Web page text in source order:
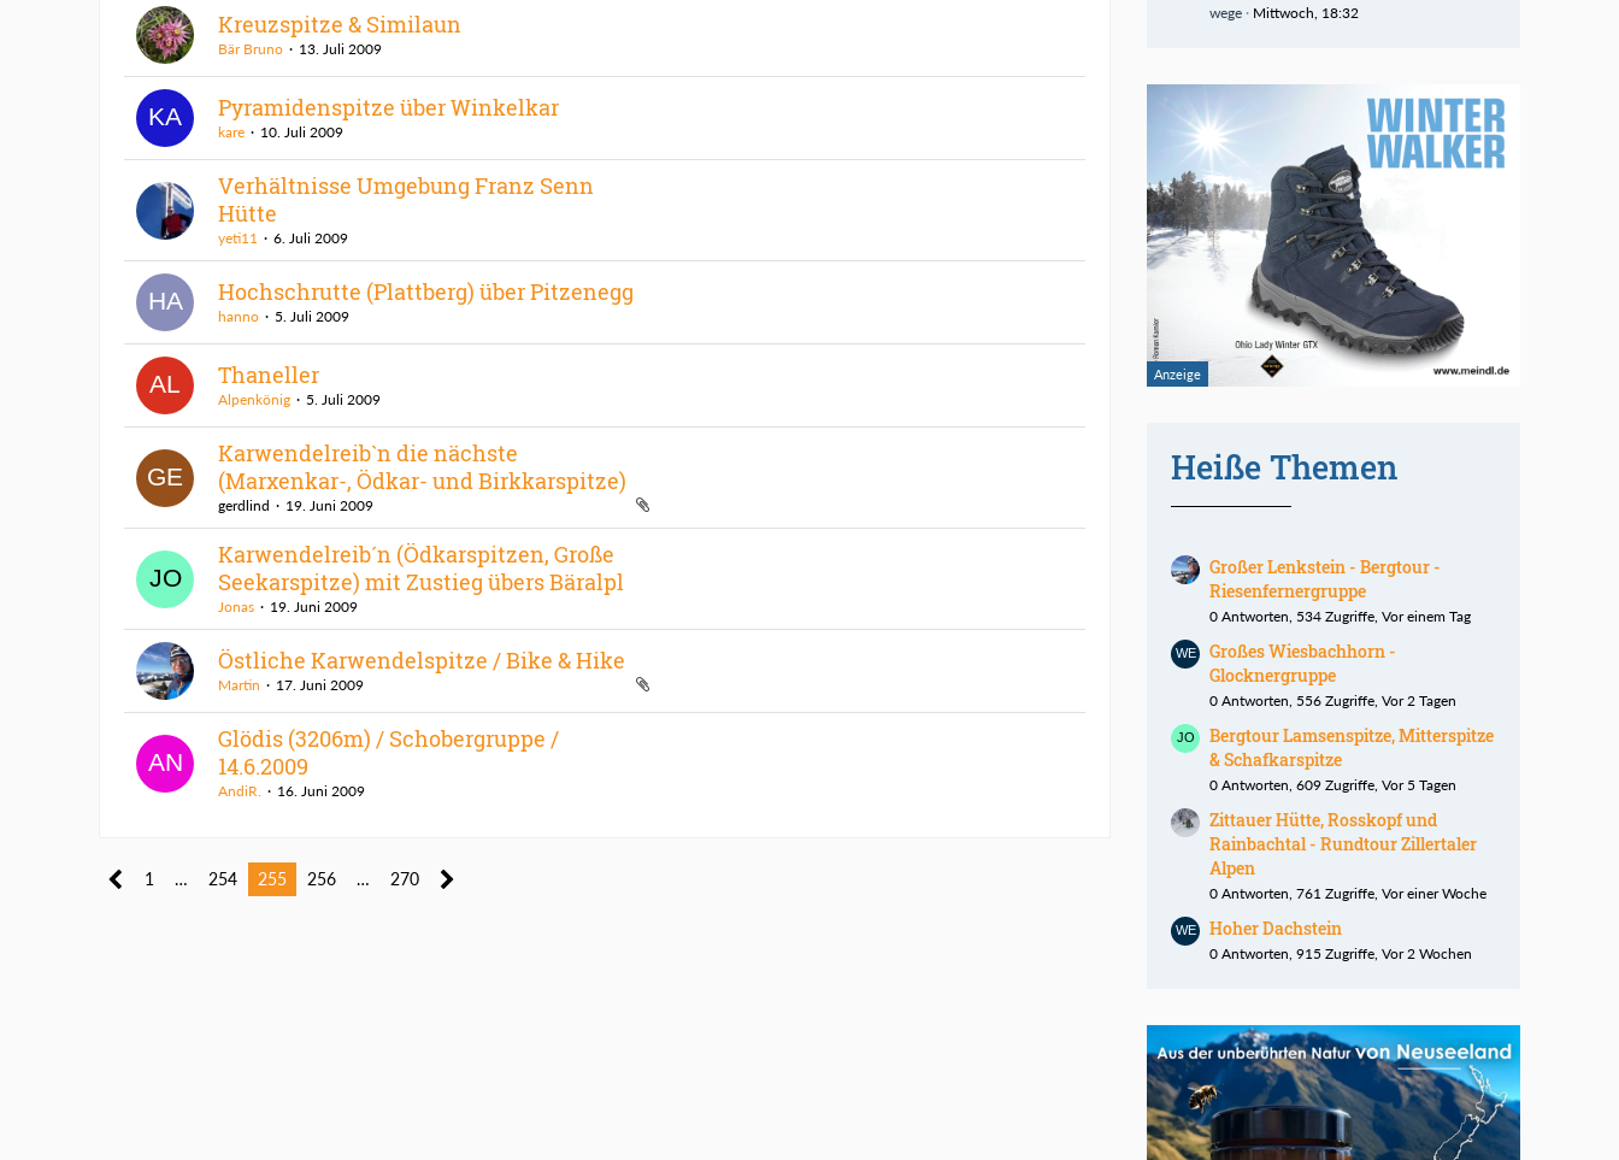
Kreuzspitze & Similaun
Bär Bruno 13. Juli 2009
Pyramidenspitze über Winkelkar
kare 10. Juli 2009
Verhältnisse Umgebung Franz Senn
Hütte
yeti11 6. Juli 2009
Hochschrutte (Plattberg) über Pitzenegg
hanno 5. Juli 2009
Thaneller
Alpenkönig 5. Juli 2009
Karwendelreib`n die nächste
(Marxenkar-, Ödkar- und Birkkarspitze)
gerdlind 19. Juni 2009
Karwendelreib´n (Ödkarspitzen, Große
Seekarspitze) mit Zustieg übers Bäralpl
Jonas 19. Juni 2009
Östliche Karwendelspitze / Bike & Hike
Martin 17. Juni 2009
Glödis (3206m) / Schobergruppe /
14.6.2009
AndiR. 16. Juni 2009
1 … 254 255 256 … 270
wege Mittwoch, 18:32
Heiße Themen
Großer Lenkstein - Bergtour -
Riesenfernergruppe
0 Antworten, 534 Zugriffe, Vor einem Tag
Großes Wiesbachhorn -
Glocknergruppe
0 Antworten, 556 Zugriffe, Vor 2 Tagen
Bergtour Lamsenspitze, Mitterspitze
& Schafkarspitze
0 Antworten, 609 Zugriffe, Vor 5 Tagen
Zittauer Hütte, Rosskopf und
Rainbachtal - Rundtour Zillertaler
Alpen
0 Antworten, 761 Zugriffe, Vor einer Woche
Hoher Dachstein
0 Antworten, 915 Zugriffe, Vor 2 Wochen